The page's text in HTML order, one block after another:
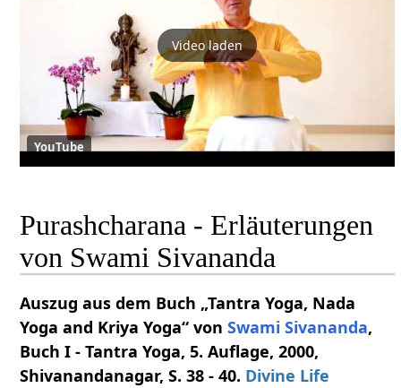
Video laden
YouTube
Purashcharana - Erläuterungen
von Swami Sivananda
Auszug aus dem Buch „Tantra Yoga, Nada
Yoga and Kriya Yoga“ vonSwami Sivananda,
Buch I - Tantra Yoga, 5. Auflage, 2000,
Shivanandanagar, S. 38 - 40. Divine Life